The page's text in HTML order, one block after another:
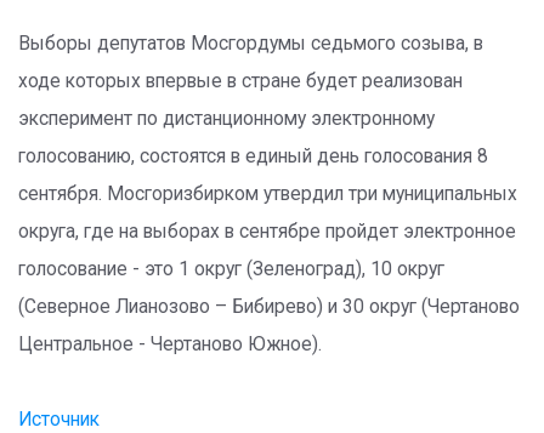
Выборы депутатов Мосгордумы седьмого созыва, в
ходе которых впервые в стране будет реализован
эксперимент по дистанционному электронному
голосованию, состоятся в единый день голосования 8
сентября. Мосгоризбирком утвердил три муниципальных
округа, где на выборах в сентябре пройдет электронное
голосование - это 1 округ (Зеленоград), 10 округ
(Северное Лианозово – Бибирево) и 30 округ (Чертаново
Центральное - Чертаново Южное).
Источник